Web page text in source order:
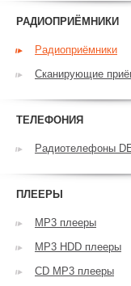
РАДИОПРИЁМНИКИ
Радиоприёмники
Сканирующие
ТЕЛЕФОНИЯ
Радиотелефоны
ПЛЕЕРЫ
MP3 плееры
MP3 HDD плееры
CD MP3 плееры